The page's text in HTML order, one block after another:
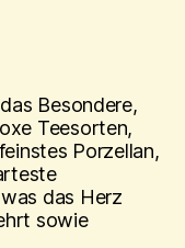
Besondere,
Teesorten,
Porzellan,
das Herz
sowie